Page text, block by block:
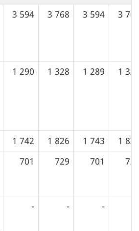
3 594 3 768 3 594 3
1 290 1 328 1 289 1
1 742 1 826 1 743
1
701 729 701
- - -